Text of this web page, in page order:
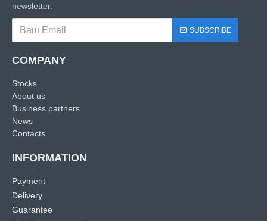
newsletter.
SUBSCRIBE
COMPANY
Stocks
About us
Business partners
News
Contacts
INFORMATION
Payment
Delivery
Guarantee